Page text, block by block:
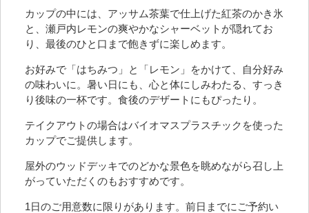
カップの中には、アッサム茶葉で仕上げた紅茶のかき氷
と、瀬戸内レモンの爽やかなシャーベットが隠れてお
り、最後のひと口まで飽きずに楽しめます。
お好みで「はちみつ」と「レモン」をかけて、自分好み
の味わいに。暑い日にも、心と体にしみわたる、すっき
り後味の一杯です。食後のデザートにもぴったり。
テイクアウトの場合はバイオマスプラスチックを使った
カップでご提供します。
屋外のウッドデッキでのどかな景色を眺めながら召し上
がっていただくのもおすすめです。
1日のご用意数に限りがあります。前日までにご予約い